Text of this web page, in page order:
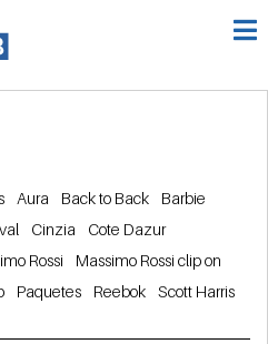
Aura Back to Back
Barbie
Cinzia
Cote Dazur
Rossi
Massimo Rossi clip on
Paquetes Reebok
Scott Harris